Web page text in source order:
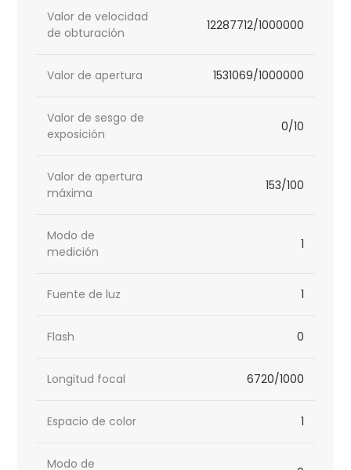
Valor de velocidad
de obturación
12287712/1000000
Valor de apertura 1531069/1000000
Valor de sesgo de
exposición
0/10
Valor de apertura
máxima
153/100
Modo de
medición
1
Fuente de luz 1
Flash 0
Longitud focal 6720/1000
Espacio de color 1
Modo de